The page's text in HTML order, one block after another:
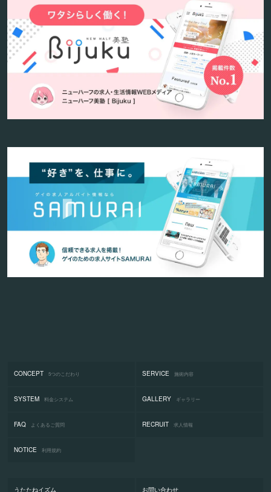
CONCEPT 5つのこだわり SERVICE 施術内容
SYSTEM 料金システム GALLERY ギャラリー
FAQ よくあるご質問 RECRUIT 求人情報
NOTICE 利用規約
うたたねイズム お問い合わせ